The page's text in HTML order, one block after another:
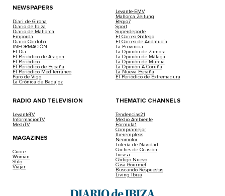
NEWSPAPERS
Diari de Girona
Diario de Ibiza
Diario de Mallorca
Empordà
Diario Córdoba
INFORMACIÓN
El Día
El Periódico de Aragón
El Periódico
El Periódico de España
El Periódico Mediterráneo
Faro de Vigo
La Crónica de Badajoz
Levante-EMV
Mallorca Zeitung
Regio7
Sport
Superdeporte
El Correo Gallego
El Correo de Andalucía
La Provincia
La Opinión de Zamora
La Opinión de Málaga
La Opinión de Murcia
La Opinión A Coruña
La Nueva España
El Periódico de Extremadura
RADIO AND TELEVISION
LevanteTV
InformacionTV
MediTV
MAGAZINES
Cuore
Woman
Stilo
Viajar
THEMATIC CHANNELS
Tendencias21
Medio Ambiente
Fórmula1
Compramejor
Iberempleos
Neomotor
Lotería de Navidad
Coches de Ocasión
Tucasa
Código Nuevo
Casa Gourmet
Buscando Respuestas
Living Ibiza